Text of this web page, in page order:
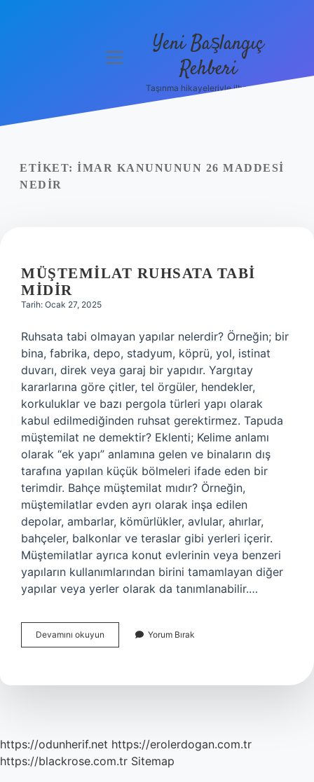
Politikası
Yasal Uyarı
menüyü
Yeni Başlangıç
Rehberi
Taşınma hikayeleriyle ilham bul!
ETIKET: İMAR KANUNUNUN 26 MADDESI
NEDIR
MÜŞTEMILAT RUHSATA TABI
MIDIR
Tarih: Ocak 27, 2025
Ruhsata tabi olmayan yapılar nelerdir? Örneğin; bir
bina, fabrika, depo, stadyum, köprü, yol, istinat
duvarı, direk veya garaj bir yapıdır. Yargıtay
kararlarına göre çitler, tel örgüler, hendekler,
korkuluklar ve bazı pergola türleri yapı olarak
kabul edilmediğinden ruhsat gerektirmez. Tapuda
müştemilat ne demektir? Eklenti; Kelime anlamı
olarak “ek yapı” anlamına gelen ve binaların dış
tarafına yapılan küçük bölmeleri ifade eden bir
terimdir. Bahçe müştemilat mıdır? Örneğin,
müştemilatlar evden ayrı olarak inşa edilen
depolar, ambarlar, kömürlükler, avlular, ahırlar,
bahçeler, balkonlar ve teraslar gibi yerleri içerir.
Müştemilatlar ayrıca konut evlerinin veya benzeri
yapıların kullanımlarından birini tamamlayan diğer
yapılar veya yerler olarak da tanımlanabilir.…
Devamını okuyun Müştemilat
Ruhsata
Yorum Bırak
https://odunherif.net https://erolerdogan.com.tr
https://blackrose.com.tr Sitemap